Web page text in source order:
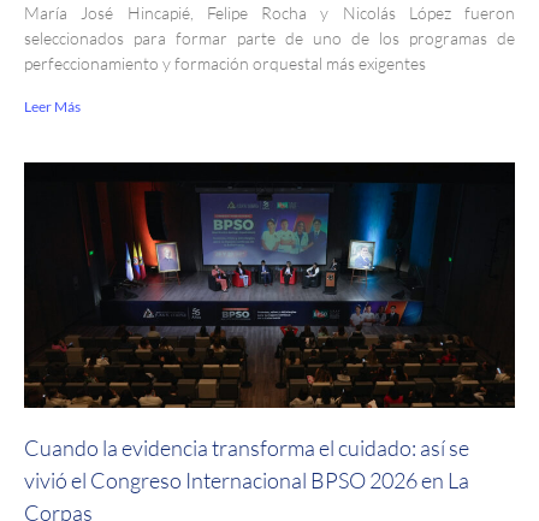
María José Hincapié, Felipe Rocha y Nicolás López fueron
seleccionados para formar parte de uno de los programas de
perfeccionamiento y formación orquestal más exigentes
Leer Más
Cuando la evidencia transforma el cuidado: así se
vivió el Congreso Internacional BPSO 2026 en La
Corpas